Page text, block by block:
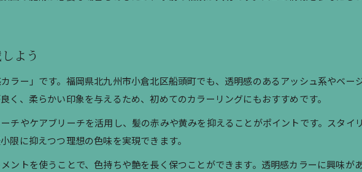
よう
ラー」です。福岡県北九州市小倉北区船頭町でも、透明感のあるアッシュ系やベー
く、柔らかい印象を与えるため、初めてのカラーリングにもおすすめです。
チやケアブリーチを活用し、髪の赤みや黄みを抑えることがポイントです。スタイ
限に抑えつつ理想の色味を実現できます。
ントを使うことで、色持ちや艶を長く保つことができます。透明感カラーに興味が